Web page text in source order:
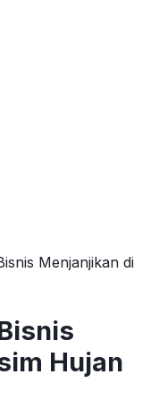
Menjanjikan di
Hujan